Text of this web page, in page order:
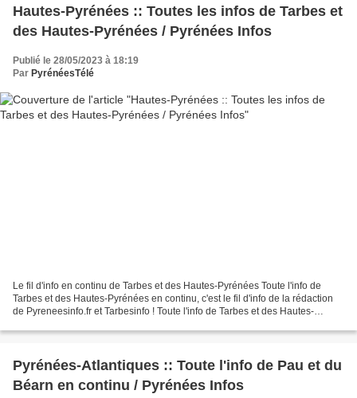
Hautes-Pyrénées :: Toutes les infos de Tarbes et
des Hautes-Pyrénées / Pyrénées Infos
Publié le 28/05/2023 à 18:19
Par PyrénéesTélé
Le fil d'info en continu de Tarbes et des Hautes-Pyrénées Toute l'info de
Tarbes et des Hautes-Pyrénées en continu, c'est le fil d'info de la rédaction
de Pyreneesinfo.fr et Tarbesinfo ! Toute l'info de Tarbes et des Hautes-
Pyrénées-Atlantiques :: Toute l'info de Pau et du
Béarn en continu / Pyrénées Infos